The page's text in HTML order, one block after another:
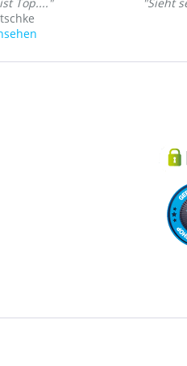
Top...."
"Sieht